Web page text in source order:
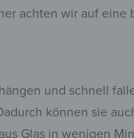
achten wir auf
und schnell
können sie
Glas in wenigen